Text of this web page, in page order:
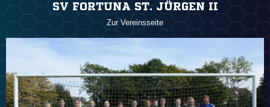
SV FORTUNA ST. JÜRGEN II
Zur Vereinsseite